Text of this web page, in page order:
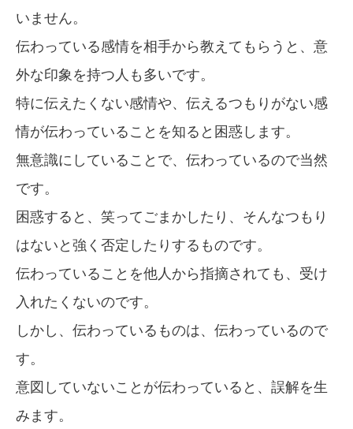
いません。
伝わっている感情を相手から教えてもらうと、意
外な印象を持つ人も多いです。
特に伝えたくない感情や、伝えるつもりがない感
情が伝わっていることを知ると困惑します。
無意識にしていることで、伝わっているので当然
です。
困惑すると、笑ってごまかしたり、そんなつもり
はないと強く否定したりするものです。
伝わっていることを他人から指摘されても、受け
入れたくないのです。
しかし、伝わっているものは、伝わっているので
す。
意図していないことが伝わっていると、誤解を生
みます。